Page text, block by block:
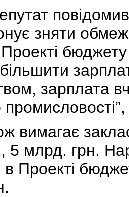
зняти
Проекті
зарплата
вимагає
5 млрд. грн.
Проекті